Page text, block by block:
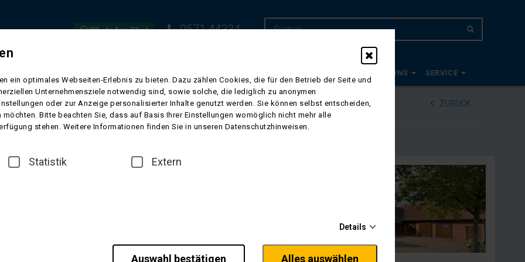
WhatsApp Chat 0571 44334
ÜBER UNS SERVICE
ZURÜCK
der Welt. Ein marokkanisches Sprichwort sagt "Die Welt ist ein Pfau und
schwer entziehen. Großartige Landschaften, bunte Märkte und liebenswerte
Nacht.
Tat zur Seite - Sie brauchen sich um nichts zu kümmern.
Wir bringen Sie mit einem unserer komfortablenReisebusse
zum Flughafen und
ein optimales Webseiten-Erlebnis zu bieten. Dazu zählen Cookies, die für den Betrieb der Seite und
Unternehmensziele notwendig sind, sowie solche, die lediglich zu anonymen
oder zur Anzeige personalisierter Inhalte genutzt werden. Sie können selbst entscheiden,
Bitte beachten Sie, dass auf Basis Ihrer Einstellungen womöglich nicht mehr alle
stehen. Weitere Informationen finden Sie in unseren Datenschutzhinweisen.
Statistik Extern
Details
Auswahl bestätigen Alles auswählen